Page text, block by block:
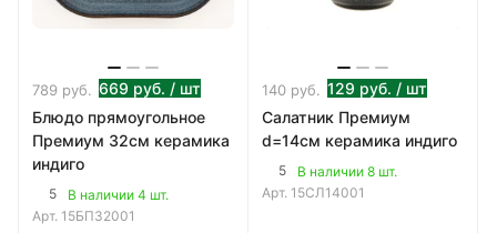
789 руб. 669 руб. / шт
Блюдо прямоугольное
Премиум 32см керамика
индиго
5
В наличии 4 шт.
Арт. 15БП32001
140 руб. 129 руб. / шт
Салатник Премиум
d=14см керамика индиго
5
В наличии 8 шт.
Арт. 15СЛ14001